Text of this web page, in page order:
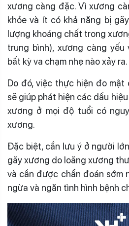
xương càng đặc. Vì xương
khỏe và ít có khả năng bị
lượng khoáng chất trong
trung bình), xương càng
bất kỳ va chạm nhẹ nào xảy ra.
Do đó, việc thực hiện đo mật
sẽ giúp phát hiện các dấu
xương ở mọi độ tuổi có
xương.
Đặc biệt, cần lưu ý ở người
gãy xương do loãng xương
và cần được chẩn đoán sớm
ngừa và ngăn tình hình bệnh